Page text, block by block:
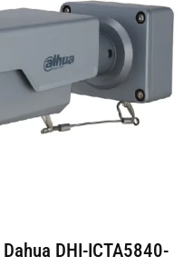
DHI-ICTA5840-